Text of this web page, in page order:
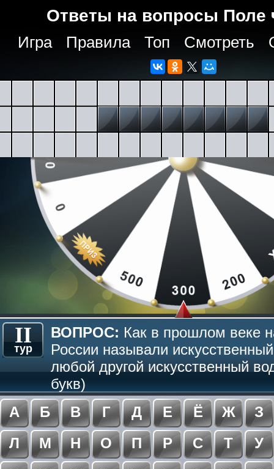
Ответы на вопросы Поле
Игра Правила Топ Смотреть
II
тур
ВОПРОС: Как в прошлом веке
России называли
любой другой искусственный
букв)
А
Б В Г Д Е Ё Ж
З
Л
М Н О П Р С Т
У